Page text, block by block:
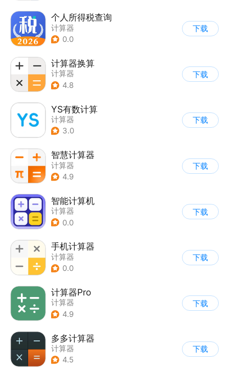
个人所得税查询
计算器
0.0
下载
计算器换算
计算器
4.8
下载
YS有数计算
计算器
3.0
下载
智慧计算器
计算器
4.9
下载
智能计算机
计算器
0.0
下载
手机计算器
计算器
0.0
下载
计算器Pro
计算器
4.9
下载
多多计算器
计算器
4.5
下载